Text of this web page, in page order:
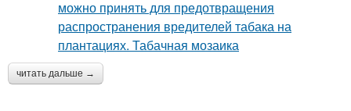
читать дальше →